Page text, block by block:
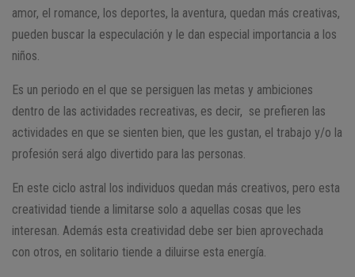
amor, el romance, los deportes, la aventura, quedan más creativas,
pueden buscar la especulación y le dan especial importancia a los
niños.
Es un periodo en el que se persiguen las metas y ambiciones
dentro de las actividades recreativas, es decir, se prefieren las
actividades en que se sienten bien, que les gustan, el trabajo y/o la
profesión será algo divertido para las personas.
En este ciclo astral los individuos quedan más creativos, pero esta
creatividad tiende a limitarse solo a aquellas cosas que les
interesan. Además esta creatividad debe ser bien aprovechada
con otros, en solitario tiende a diluirse esta energía.